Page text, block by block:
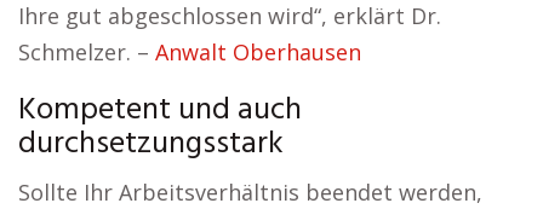
Ihre gut abgeschlossen wird“, erklärt Dr.
Schmelzer. – Anwalt Oberhausen
Kompetent und auch
durchsetzungsstark
Sollte Ihr Arbeitsverhältnis beendet werden,